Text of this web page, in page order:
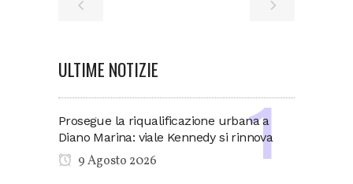
ULTIME NOTIZIE
Prosegue la riqualificazione urbana a
Diano Marina: viale Kennedy si rinnova
9 Agosto 2026